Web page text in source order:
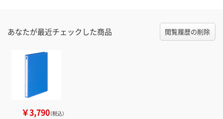
あなたが最近チェックした商品 閲覧履歴の削除
￥3,790（税込）